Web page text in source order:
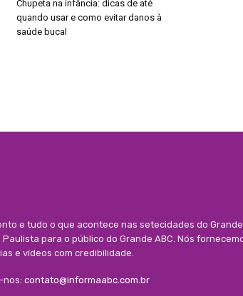
Chupeta na infância: dicas de até
quando usar e como evitar danos à
saúde bucal
e tudo o que acontece nas setecidades do
para o público do Grande ABC. Nós
e vídeos com credibilidade.
nos: contato@informaabc.com.br